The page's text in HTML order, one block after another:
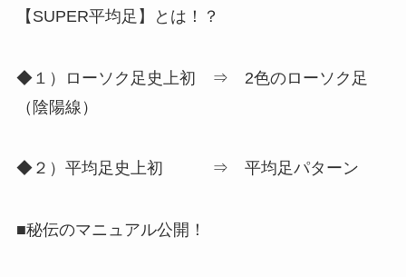
【SUPER平均足】とは！？
◆１）ローソク足史上初 ⇒ 2色のローソク足
（陰陽線）
◆２）平均足史上初 ⇒ 平均足パターン
■秘伝のマニュアル公開！